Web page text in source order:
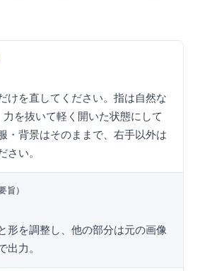
けを直してください。指は自然な
を抜いて軽く開いた状態にして
・背景はそのままで、右手以外は
さい。
旨）
形を調整し、他の部分は元の画像
出力。